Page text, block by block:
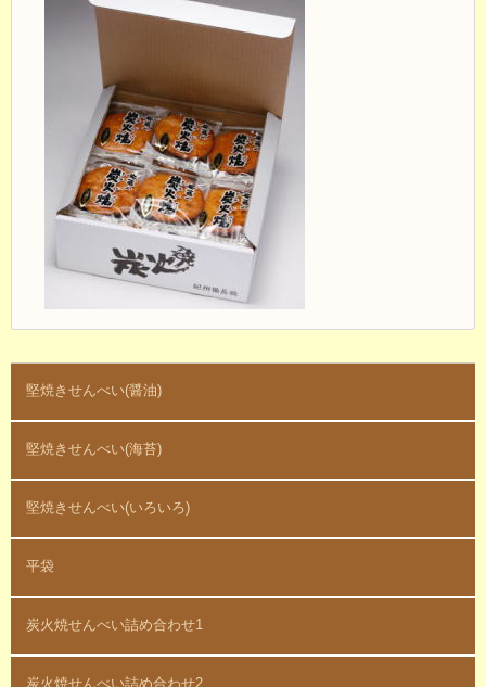
堅焼きせんべい(醤油)
堅焼きせんべい(海苔)
堅焼きせんべい(いろいろ)
平袋
炭火焼せんべい詰め合わせ1
炭火焼せんべい詰め合わせ2